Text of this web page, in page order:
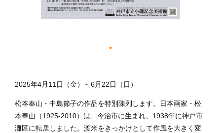
2025年4月11日（金）～6月22日（日）
松本奉山・中島節子の作品を特別陳列します。日本画家・松
本奉山（1925-2010）は、今治市に生まれ、1938年に神戸市
灘区に転居しました。渡米をきっかけとして作風を大きく変